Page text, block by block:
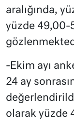
aralığında,
yüzde 49,00-
-Ekim ayı
24 ay
olarak yüzde